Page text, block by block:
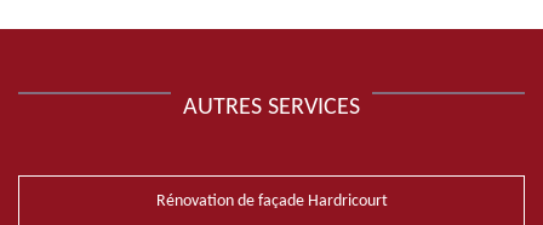
AUTRES SERVICES
Rénovation de façade Hardricourt